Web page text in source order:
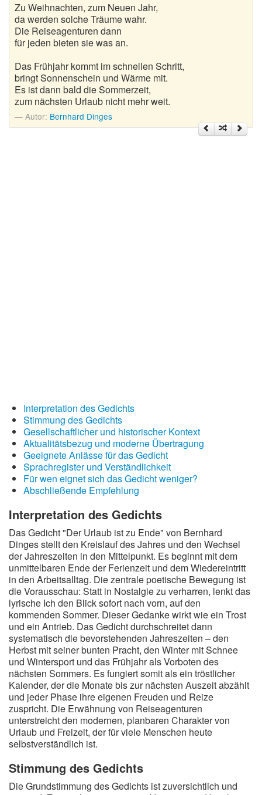
Nikolausgedichte
Ostergedichte
Romantische Gedichte
Schöne Gedichte
Sommergedichte
Zu Weihnachten, zum Neuen Jahr,
da werden solche Träume wahr.
Die Reiseagenturen dann
für jeden bieten sie was an.
Das Frühjahr kommt im schnellen Schritt,
bringt Sonnenschein und Wärme mit.
Es ist dann bald die Sommerzeit,
zum nächsten Urlaub nicht mehr weit.
Autor: Bernhard Dinges
Interpretation des Gedichts
Stimmung des Gedichts
Gesellschaftlicher und historischer Kontext
Aktualitätsbezug und moderne Übertragung
Geeignete Anlässe für das Gedicht
Sprachregister und Verständlichkeit
Für wen eignet sich das Gedicht weniger?
Abschließende Empfehlung
Interpretation des Gedichts
Das Gedicht "Der Urlaub ist zu Ende" von Bernhard
Dinges stellt den Kreislauf des Jahres und den Wechsel
der Jahreszeiten in den Mittelpunkt. Es beginnt mit dem
unmittelbaren Ende der Ferienzeit und dem Wiedereintritt
in den Arbeitsalltag. Die zentrale poetische Bewegung ist
die Vorausschau: Statt in Nostalgie zu verharren, lenkt das
lyrische Ich den Blick sofort nach vorn, auf den
kommenden Sommer. Dieser Gedanke wirkt wie ein Trost
und ein Antrieb. Das Gedicht durchschreitet dann
systematisch die bevorstehenden Jahreszeiten – den
Herbst mit seiner bunten Pracht, den Winter mit Schnee
und Wintersport und das Frühjahr als Vorboten des
nächsten Sommers. Es fungiert somit als ein tröstlicher
Kalender, der die Monate bis zur nächsten Auszeit abzählt
und jeder Phase ihre eigenen Freuden und Reize
zuspricht. Die Erwähnung von Reiseagenturen
unterstreicht den modernen, planbaren Charakter von
Urlaub und Freizeit, der für viele Menschen heute
selbstverständlich ist.
Stimmung des Gedichts
Die Grundstimmung des Gedichts ist zuversichtlich und